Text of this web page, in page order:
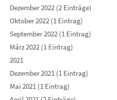
Dezember 2022 (2 Einträge)
Oktober 2022 (1 Eintrag)
September 2022 (1 Eintrag)
März 2022 (1 Eintrag)
2021
Dezember 2021 (1 Eintrag)
Mai 2021 (1 Eintrag)